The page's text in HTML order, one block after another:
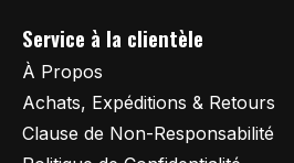
Service à la clientèle
À Propos
Achats, Expéditions & Retours
Clause de Non-Responsabilité